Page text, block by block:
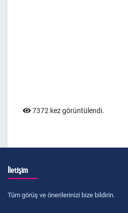
7372 kez görüntülendi.
İletişim
Tüm görüş ve önerilerinizi bize bildirin.